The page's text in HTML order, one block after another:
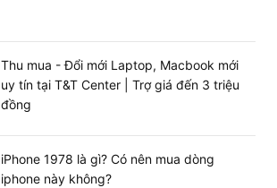
Thu mua - Đổi mới Laptop, Macbook mới
uy tín tại T&T Center | Trợ giá đến 3 triệu
đồng
iPhone 1978 là gì? Có nên mua dòng
iphone này không?